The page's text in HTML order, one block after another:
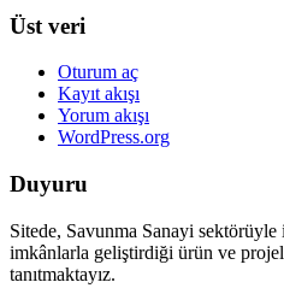
Üst veri
Oturum aç
Kayıt akışı
Yorum akışı
WordPress.org
Duyuru
Sitede, Savunma Sanayi
imkânlarla geliştirdiği ürün ve
tanıtmaktayız.